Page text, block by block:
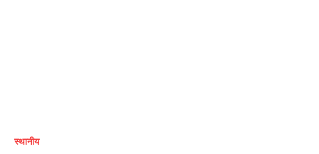
स्थानीय